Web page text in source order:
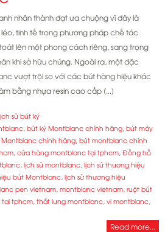
nhân thành đạt ưa chuộng vì đây là
tinh tế trong phương pháp chế tác
lên một phong cách riêng, sang trọng
khi sở hữu chúng. Ngoài ra, một đặc
vượt trội so với các bút hàng hiệu khác
bằng nhựa resin cao cấp [...]
sử bút ký
, bút ký Montblanc chính hãng, bút máy
chính hãng, bút montblanc chính
, cửa hàng montblanc tại tphcm, Đồng hồ
, lịch sử montblanc, lịch sử thương hiệu
bút Montblanc, lịch sử thương hiệu
pen vietnam, montblanc vietnam, ruột bút
tai tphcm, thắt lưng montblanc, vi montblanc,
Read more...